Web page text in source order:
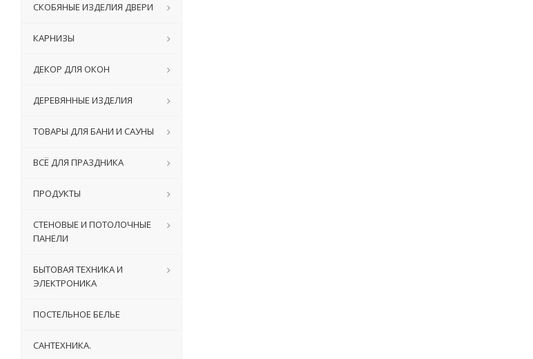
СКОБЯНЫЕ ИЗДЕЛИЯ ДВЕРИ
КАРНИЗЫ
ДЕКОР ДЛЯ ОКОН
ДЕРЕВЯННЫЕ ИЗДЕЛИЯ
ТОВАРЫ ДЛЯ БАНИ И САУНЫ
ВСЁ ДЛЯ ПРАЗДНИКА
ПРОДУКТЫ
СТЕНОВЫЕ И ПОТОЛОЧНЫЕ
ПАНЕЛИ
БЫТОВАЯ ТЕХНИКА И
ЭЛЕКТРОНИКА
ПОСТЕЛЬНОЕ БЕЛЬЕ
САНТЕХНИКА.